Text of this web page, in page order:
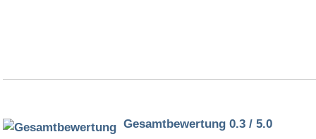
Gesamtbewertung 0.3 / 5.0